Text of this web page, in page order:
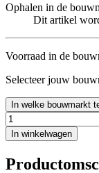
Ophalen in de
Dit artikel
Voorraad in de
Selecteer jouw
In welke bouwmarkt
In winkelwagen